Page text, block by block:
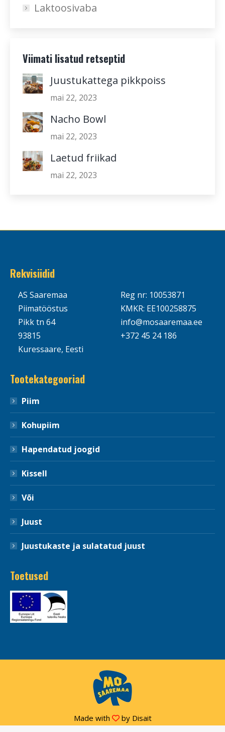
Laktoosivaba
Viimati lisatud retseptid
Juustukattega pikkpoiss
mai 22, 2023
Nacho Bowl
mai 22, 2023
Laetud friikad
mai 22, 2023
Rekvisiidid
AS Saaremaa
Piimatööstus
Pikk tn 64
93815
Kuressaare, Eesti
Reg nr: 10053871
KMKR: EE100258875
info@mosaaremaa.ee
+372 45 24 186
Tootekategooriad
Piim
Kohupiim
Hapendatud joogid
Kissell
Või
Juust
Juustukaste ja sulatatud juust
Toetused
Made with by Disait